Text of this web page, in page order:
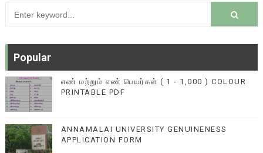
Popular
எண் மற்றும் எண் பெயர்கள் ( 1 - 1,000 ) COLOUR
PRINTABLE PDF
ANNAMALAI UNIVERSITY GENUINENESS
APPLICATION FORM